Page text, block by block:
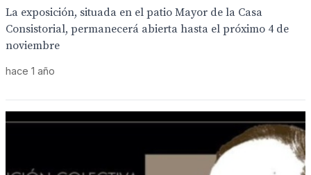
La exposición, situada en el patio Mayor de la Casa
Consistorial, permanecerá abierta hasta el próximo 4 de
noviembre
hace 1 año